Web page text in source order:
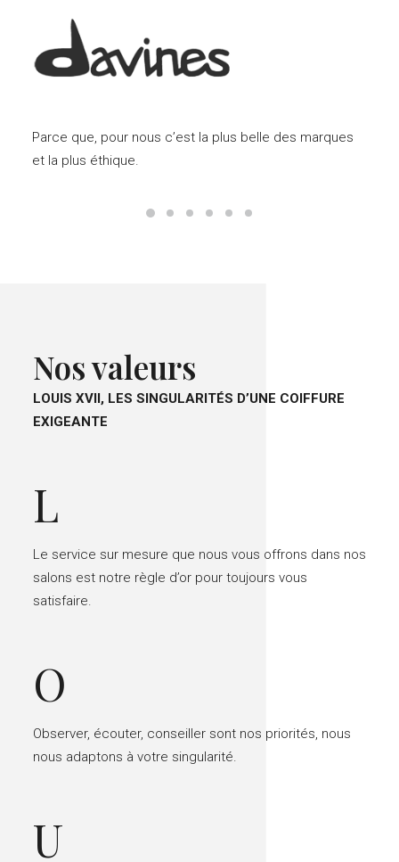
Parce que, pour nous c’est la plus belle des marques
et la plus éthique.
Nos valeurs
LOUIS XVII, LES SINGULARITÉS D’UNE COIFFURE
EXIGEANTE
L
Le service sur mesure que nous vous offrons dans nos
salons est notre règle d’or pour toujours vous
satisfaire.
O
Observer, écouter, conseiller sont nos priorités, nous
nous adaptons à votre singularité.
U